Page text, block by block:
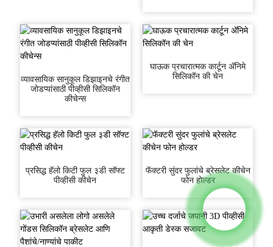
व्यावसायिक सानुकूल डिझाइनचे रंगीत
जोडप्यांसाठी पीव्हीसी सिलिकॉन
कीचेन्स
घाऊक प्रचारात्मक कार्टून ॲनिमे
सिलिकॉन की चेन
प्रसिद्ध हॅलो किटी फुल ३डी सॉफ्ट
पीव्हीसी कीचेन
फॅक्टरी सुंदर फुलांचे ब्रेसलेट कीचेन
फोन होल्डर